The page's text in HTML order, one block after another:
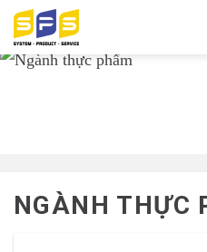
Skip
content
NGÀNH THỰC